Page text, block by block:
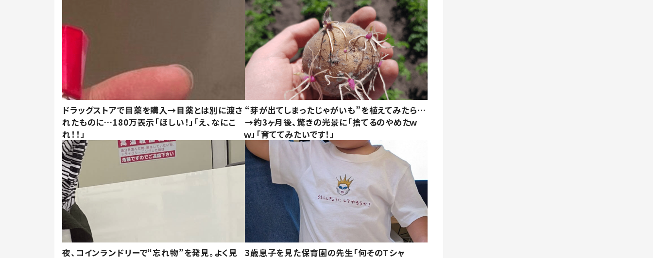
ドラッグストアで目薬を購入→目薬とは別に渡さ
れたものに…180万表示「ほしい！」「え、なにこ
れ！！」
“芽が出てしまったじゃがいも”を植えてみたら…
→約3ヶ月後、驚きの光景に「捨てるのやめたｗ
ｗ」「育ててみたいです！」
夜、コインランドリーで“忘れ物”を発見。よく見 3歳息子を見た保育園の先生「何そのTシャ